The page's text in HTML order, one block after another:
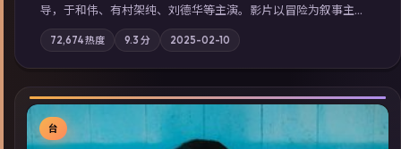
导，于和伟、有村架纯、刘德华等主演。影片以冒险为叙事主
轴，记忆碎片重组后，主角发现自己从未活过“真实”的一天；摄
影与配乐强化地域气质；站内亦可通过「国产免费观看高清电视
剧在线看」延展检索同类型高分佳作，畅享高清在线追剧体验。
72,674热度 9.3 分 2025-02-10
台